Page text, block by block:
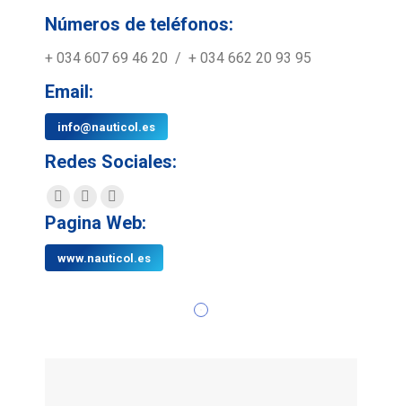
Números de teléfonos:
+ 034 607 69 46 20 / + 034 662 20 93 95
Email:
info@nauticol.es
Redes Sociales:
Facebook
page
opens
in
X
page
opens
in
YouTube
page
opens
in
Pagina Web:
www.nauticol.es